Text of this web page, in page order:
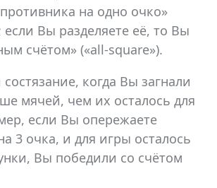
противника на одно очко»
если Вы разделяете её, то Вы
счётом» («all-square»).
когда Вы загнали
мячей, чем их осталось для
если Вы опережаете
3 очка, и для игры осталось
Вы победили со счётом